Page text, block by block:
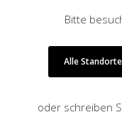
Bitte
Alle Standorte
oder schreiben